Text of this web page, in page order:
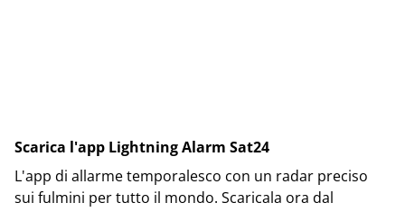
Scarica l'app Lightning Alarm Sat24
L'app di allarme temporalesco con un radar preciso
sui fulmini per tutto il mondo. Scaricala ora dal